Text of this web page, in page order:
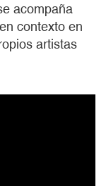
acompaña
contexto en
artistas